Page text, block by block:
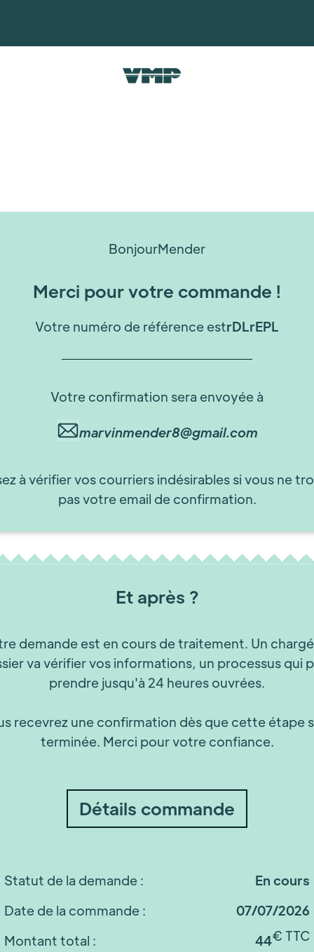
BonjourMender
Merci pour votre commande !
Votre numéro de référence estrDLrEPL
Votre confirmation sera envoyée à
marvinmender8@gmail.com
à vérifier vos courriers indésirables si vous ne
pas votre email de confirmation.
Et après ?
demande est en cours de traitement. Un
va vérifier vos informations, un processus qui
prendre jusqu'à 24 heures ouvrées.
recevrez une confirmation dès que cette étape
terminée. Merci pour votre confiance.
Détails commande
Statut de la demande :
En cours
Date de la commande :
07/07/2026
Montant total :
44€ TTC